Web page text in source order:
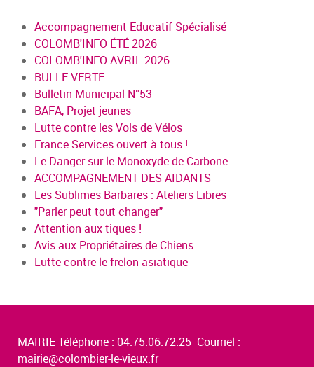
Accompagnement Educatif Spécialisé
COLOMB'INFO ÉTÉ 2026
COLOMB'INFO AVRIL 2026
BULLE VERTE
Bulletin Municipal N°53
BAFA, Projet jeunes
Lutte contre les Vols de Vélos
France Services ouvert à tous !
Le Danger sur le Monoxyde de Carbone
ACCOMPAGNEMENT DES AIDANTS
Les Sublimes Barbares : Ateliers Libres
"Parler peut tout changer"
Attention aux tiques !
Avis aux Propriétaires de Chiens
Lutte contre le frelon asiatique
MAIRIE Téléphone : 04.75.06.72.25 Courriel :
mairie@colombier-le-vieux.fr